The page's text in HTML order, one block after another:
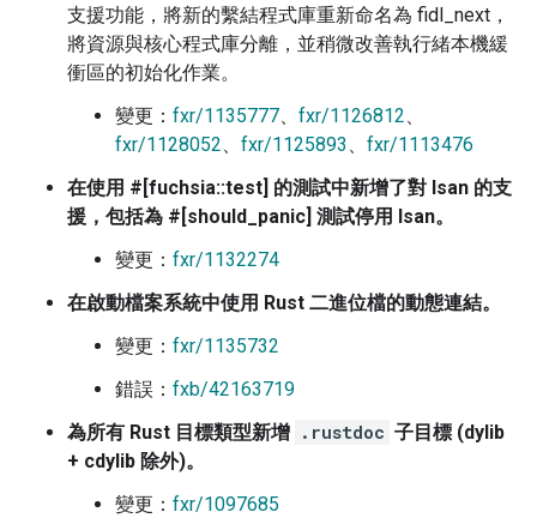
支援功能，將新的繫結程式庫重新命名為 fidl_next，
將資源與核心程式庫分離，並稍微改善執行緒本機緩
衝區的初始化作業。
變更： fxr/1135777、 fxr/1126812、
fxr/1128052、 fxr/1125893 、 fxr/1113476
在使用 #[fuchsia::test] 的測試中新增了對 lsan 的支
援，包括為 #[should_panic] 測試停用 lsan。
變更： fxr/1132274
在啟動檔案系統中使用 Rust 二進位檔的動態連結。
變更： fxr/1135732
錯誤： fxb/42163719
為所有 Rust 目標類型新增 .rustdoc 子目標 (dylib
+ cdylib 除外)。
變更： fxr/1097685